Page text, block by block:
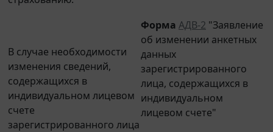
В случае необходимости
изменения сведений,
содержащихся в
индивидуальном лицевом
счете
зарегистрированного лица
Форма АДВ-2 "Заявление
об изменении анкетных
данных
зарегистрированного
лица, содержащихся в
индивидуальном
лицевом счете"